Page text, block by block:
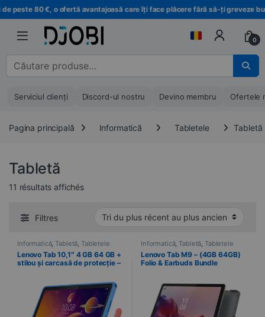
Treci la navigare
Treci la conținut
peste 80 €, o ofertă avantajoasă care îți face plăcere fără să-ți greveze
0
Căutare pentru :
Serviciul clienți Discord-ul nostru Devino membru Ofertele
Pagina principală Informatică Tabletele Tabletă
Tabletă
11 résultats affichésTrié du plus récent au plus ancien
Filtres
Informatică,Tabletă, Tabletele
Lenovo Tab 10,1″ 4 GB 64 GB +
stilou și carcasă de protecție –
Informatică,Tabletă, Tabletele
Lenovo Tab M9 – (4GB 64GB)
Folio & Earbuds Bundle